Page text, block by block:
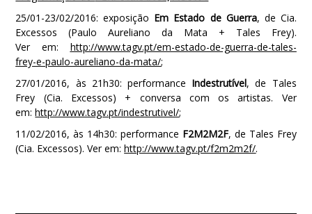
25/01-23/02/2016: exposição Em Estado de Guerra, de Cia.
Excessos (Paulo Aureliano da Mata + Tales Frey).
Ver em: http://www.tagv.pt/em-estado-de-guerra-de-tales-
frey-e-paulo-aureliano-da-mata/;
27/01/2016, às 21h30: performance Indestrutível, de Tales
Frey (Cia. Excessos) + conversa com os artistas. Ver
em:http://www.tagv.pt/indestrutivel/;
11/02/2016, às 14h30: performance F2M2M2F, de Tales Frey
(Cia. Excessos). Ver em:http://www.tagv.pt/f2m2m2f/.